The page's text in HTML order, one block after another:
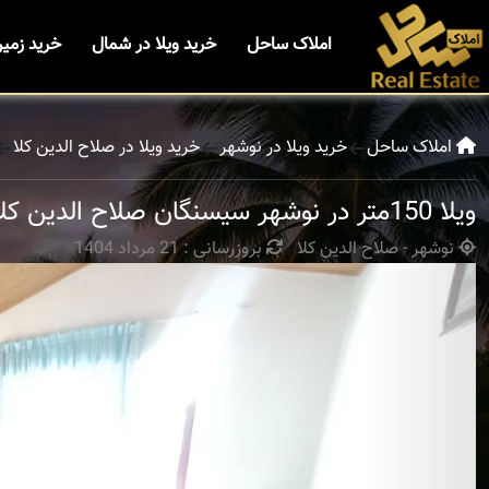
املاک ساحل خرید ویلا در شمال خرید
املاک ساحل خرید ویلا در نوشهر خرید ویلا در صلاح الدین کلا
ویلا 150متر در نوشهر سیسنگان صلاح الدین کلا
نوشهر - صلاح الدین کلا بروزرسانی : 21 مرداد 1404